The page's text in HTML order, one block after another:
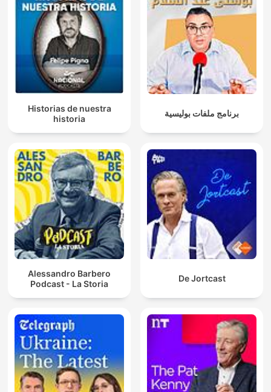
Historias de nuestra
historia
برنامج ملفات بوليسية
Alessandro Barbero
Podcast - La Storia
De Jortcast